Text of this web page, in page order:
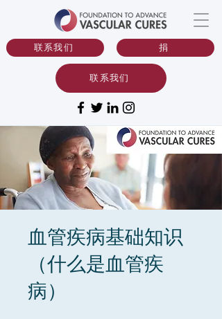
捐
联系我们
联系我们
血管疾病基础知识
（什么是⾎管疾
病）